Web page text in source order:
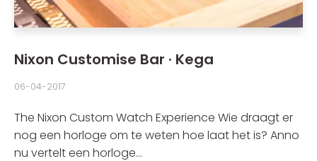
Nixon Customise Bar · Kega
06-04-2017
The Nixon Custom Watch Experience Wie draagt er
nog een horloge om te weten hoe laat het is? Anno
nu vertelt een horloge...